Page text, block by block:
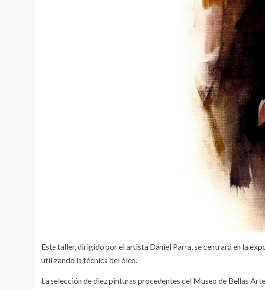
Este taller, dirigido por el artista Daniel Parra, se centrará en la
utilizando la técnica del óleo.
La selección de diez pinturas procedentes del Museo de Bellas